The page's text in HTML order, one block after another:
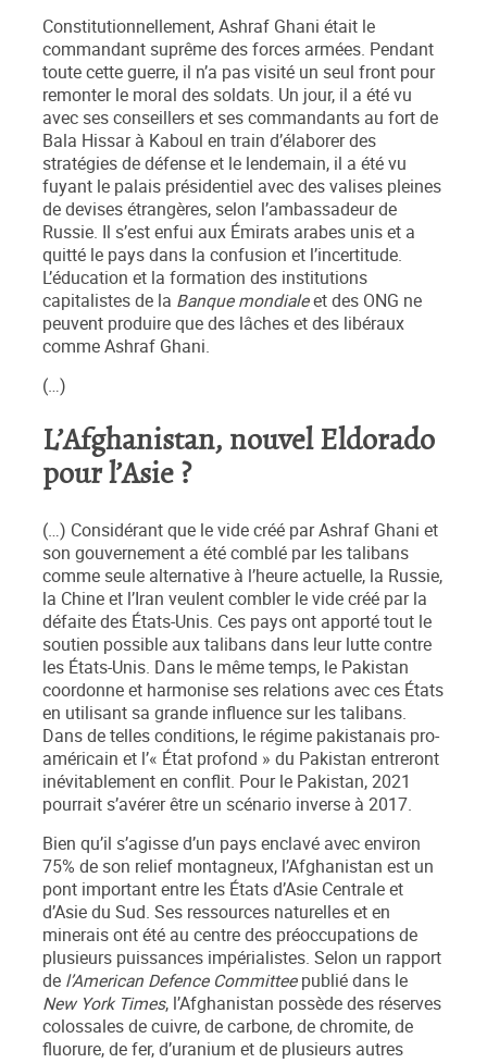
Constitutionnellement, Ashraf Ghani était le
commandant suprême des forces armées. Pendant
toute cette guerre, il n’a pas visité un seul front pour
remonter le moral des soldats. Un jour, il a été vu
avec ses conseillers et ses commandants au fort de
Bala Hissar à Kaboul en train d’élaborer des
stratégies de défense et le lendemain, il a été vu
fuyant le palais présidentiel avec des valises pleines
de devises étrangères, selon l’ambassadeur de
Russie. Il s’est enfui aux Émirats arabes unis et a
quitté le pays dans la confusion et l’incertitude.
L’éducation et la formation des institutions
capitalistes de la Banque mondialeet des ONG ne
peuvent produire que des lâches et des libéraux
comme Ashraf Ghani.
(…)
L’Afghanistan, nouvel Eldorado
pour l’Asie ?
(…) Considérant que le vide créé par Ashraf Ghani et
son gouvernement a été comblé par les talibans
comme seule alternative à l’heure actuelle, la Russie,
la Chine et l’Iran veulent combler le vide créé par la
défaite des États-Unis. Ces pays ont apporté tout le
soutien possible aux talibans dans leur lutte contre
les États-Unis. Dans le même temps, le Pakistan
coordonne et harmonise ses relations avec ces États
en utilisant sa grande influence sur les talibans.
Dans de telles conditions, le régime pakistanais pro-
américain et l’« État profond » du Pakistan entreront
inévitablement en conflit. Pour le Pakistan, 2021
pourrait s’avérer être un scénario inverse à 2017.
Bien qu’il s’agisse d’un pays enclavé avec environ
75% de son relief montagneux, l’Afghanistan est un
pont important entre les États d’Asie Centrale et
d’Asie du Sud. Ses ressources naturelles et en
minerais ont été au centre des préoccupations de
plusieurs puissances impérialistes. Selon un rapport
de l’American Defence Committeepublié dans le
New York Times, l’Afghanistan possède des réserves
colossales de cuivre, de carbone, de chromite, de
fluorure, de fer, d’uranium et de plusieurs autres